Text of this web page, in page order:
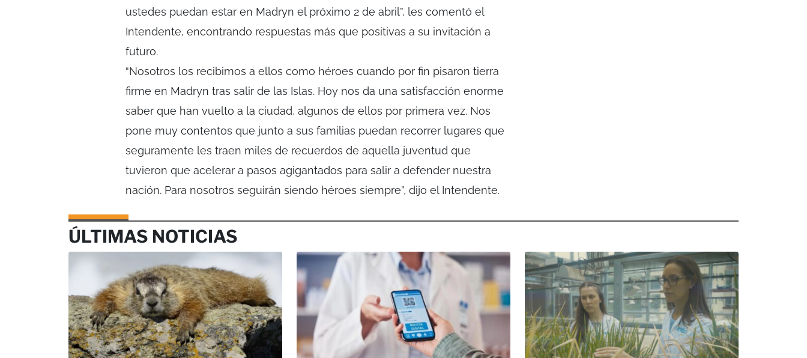
ustedes puedan estar en Madryn el próximo 2 de abril”, les comentó el
Intendente, encontrando respuestas más que positivas a su invitación a
futuro.
“Nosotros los recibimos a ellos como héroes cuando por fin pisaron tierra
firme en Madryn tras salir de las Islas. Hoy nos da una satisfacción enorme
saber que han vuelto a la ciudad, algunos de ellos por primera vez. Nos
pone muy contentos que junto a sus familias puedan recorrer lugares que
seguramente les traen miles de recuerdos de aquella juventud que
tuvieron que acelerar a pasos agigantados para salir a defender nuestra
nación. Para nosotros seguirán siendo héroes siempre”, dijo el Intendente.
ÚLTIMAS NOTICIAS